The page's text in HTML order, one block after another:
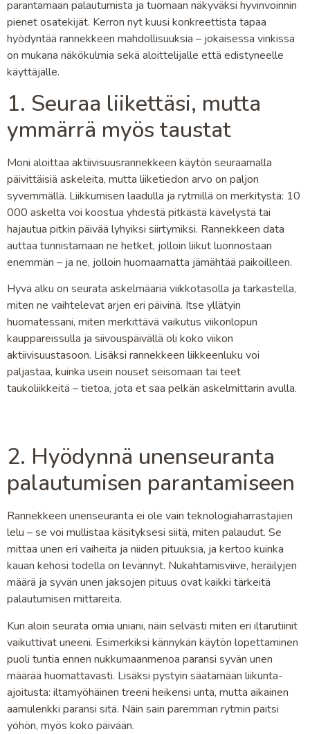
parantamaan palautumista ja tuomaan näkyväksi hyvinvoinnin
pienet osatekijät. Kerron nyt kuusi konkreettista tapaa
hyödyntää rannekkeen mahdollisuuksia – jokaisessa vinkissä
on mukana näkökulmia sekä aloittelijalle että edistyneelle
käyttäjälle.
1. Seuraa liikettäsi, mutta
ymmärrä myös taustat
Moni aloittaa aktiivisuusrannekkeen käytön seuraamalla
päivittäisiä askeleita, mutta liiketiedon arvo on paljon
syvemmällä. Liikkumisen laadulla ja rytmillä on merkitystä: 10
000 askelta voi koostua yhdestä pitkästä kävelystä tai
hajautua pitkin päivää lyhyiksi siirtymiksi. Rannekkeen data
auttaa tunnistamaan ne hetket, jolloin liikut luonnostaan
enemmän – ja ne, jolloin huomaamatta jämähtää paikoilleen.
Hyvä alku on seurata askelmääriä viikkotasolla ja tarkastella,
miten ne vaihtelevat arjen eri päivinä. Itse yllätyin
huomatessani, miten merkittävä vaikutus viikonlopun
kauppareissulla ja siivouspäivällä oli koko viikon
aktiivisuustasoon. Lisäksi rannekkeen liikkeenluku voi
paljastaa, kuinka usein nouset seisomaan tai teet
taukoliikkeitä – tietoa, jota et saa pelkän askelmittarin avulla.
2. Hyödynnä unenseuranta
palautumisen parantamiseen
Rannekkeen unenseuranta ei ole vain teknologiaharrastajien
lelu – se voi mullistaa käsityksesi siitä, miten palaudut. Se
mittaa unen eri vaiheita ja niiden pituuksia, ja kertoo kuinka
kauan kehosi todella on levännyt. Nukahtamisviive, heräilyjen
määrä ja syvän unen jaksojen pituus ovat kaikki tärkeitä
palautumisen mittareita.
Kun aloin seurata omia uniani, näin selvästi miten eri iltarutiinit
vaikuttivat uneeni. Esimerkiksi kännykän käytön lopettaminen
puoli tuntia ennen nukkumaanmenoa paransi syvän unen
määrää huomattavasti. Lisäksi pystyin säätämään liikunta-
ajoitusta: iltamyöhäinen treeni heikensi unta, mutta aikainen
aamulenkki paransi sitä. Näin sain paremman rytmin paitsi
yöhön, myös koko päivään.